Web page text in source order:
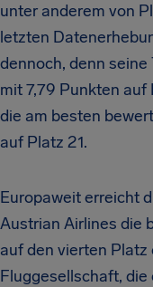
unter anderem von
letzten
dennoch, denn
mit 7,79 Punkten auf
die am besten
auf Platz 21.
Europaweit erreicht
Austrian Airlines die
auf den vierten Platz
Fluggesellschaft,